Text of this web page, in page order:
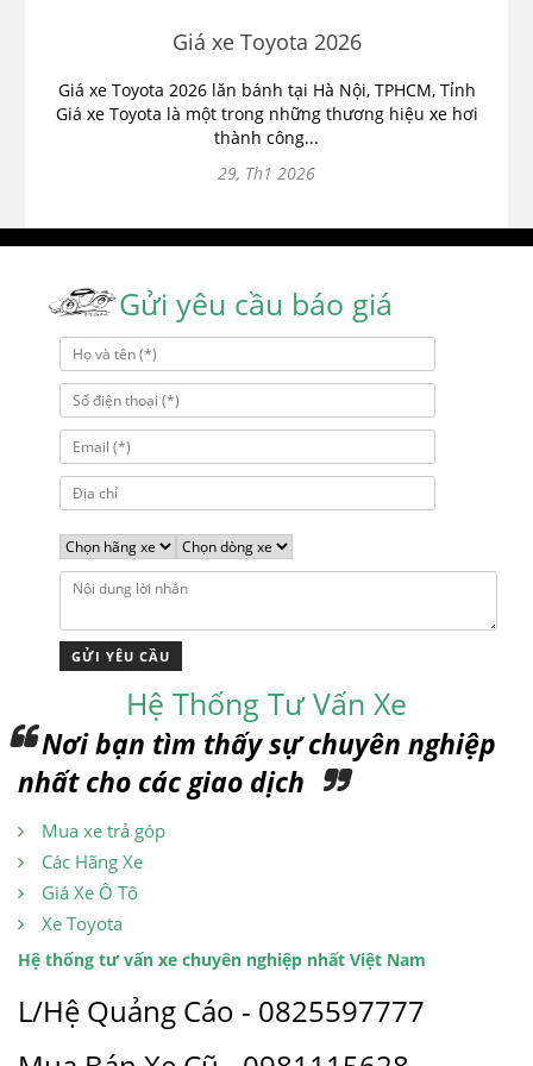
Giá xe Toyota 2026
Giá xe Toyota 2026 lăn bánh tại Hà Nội, TPHCM, Tỉnh
Giá xe Toyota là một trong những thương hiệu xe hơi
thành công...
29, Th1 2026
Gửi yêu cầu báo giá
Hệ Thống Tư Vấn Xe
Nơi bạn tìm thấy sự chuyên nghiệp
nhất cho các giao dịch
Mua xe trả góp
Các Hãng Xe
Giá Xe Ô Tô
Xe Toyota
Hệ thống tư vấn xe chuyên nghiệp nhất Việt Nam
L/Hệ Quảng Cáo - 0825597777